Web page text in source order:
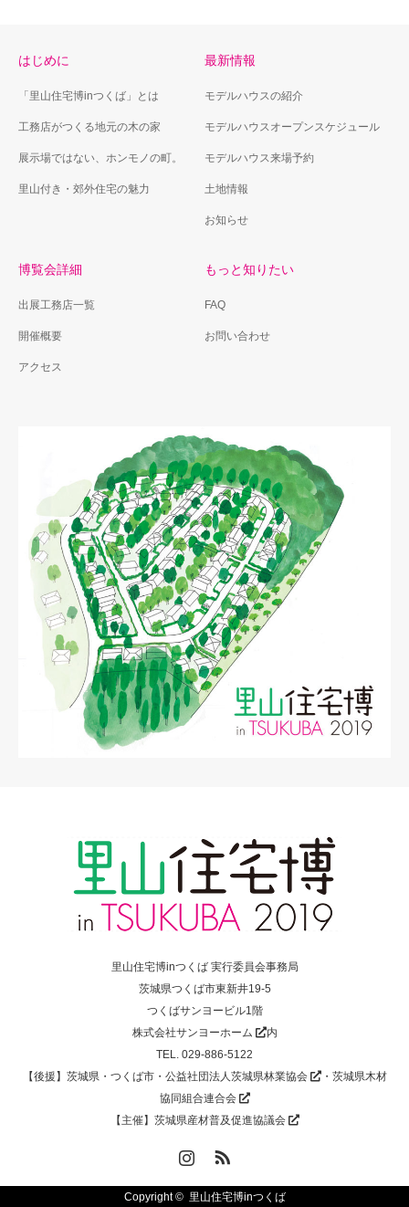
はじめに
「里山住宅博inつくば」とは
工務店がつくる地元の木の家
展示場ではない、ホンモノの町。
里山付き・郊外住宅の魅力
最新情報
モデルハウスの紹介
モデルハウスオープンスケジュール
モデルハウス来場予約
土地情報
お知らせ
博覧会詳細
出展工務店一覧
開催概要
アクセス
もっと知りたい
FAQ
お問い合わせ
里山住宅博inつくば 実行委員会事務局
茨城県つくば市東新井19-5
つくばサンヨービル1階
株式会社サンヨーホーム
内
TEL. 029-886-5122
【後援】茨城県・つくば市・ 公益社団法人茨城県林業協会 ・ 茨城県木材
協同組合連合会
【主催】 茨城県産材普及促進協議会
Copyright © 里山住宅博inつくば